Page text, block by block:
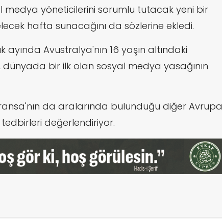
medya yöneticilerini sorumlu tutacak yeni bir
hafta sunacağını da sözlerine ekledi.
ayında Avustralya'nın 16 yaşın altındaki
bir ilk olan sosyal medya yasağının
da aralarında bulunduğu diğer Avrupa
değerlendiriyor.